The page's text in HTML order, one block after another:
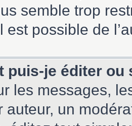
semble trop
est possible de
puis-je éditer
les messages,
auteur, un